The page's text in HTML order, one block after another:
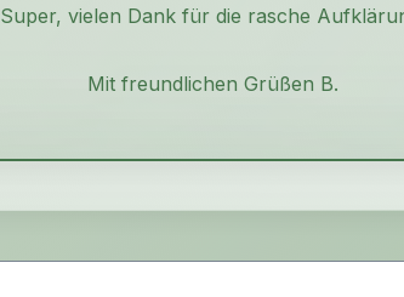
Super, vielen Dank für die rasche
Mit freundlichen Grüßen B.